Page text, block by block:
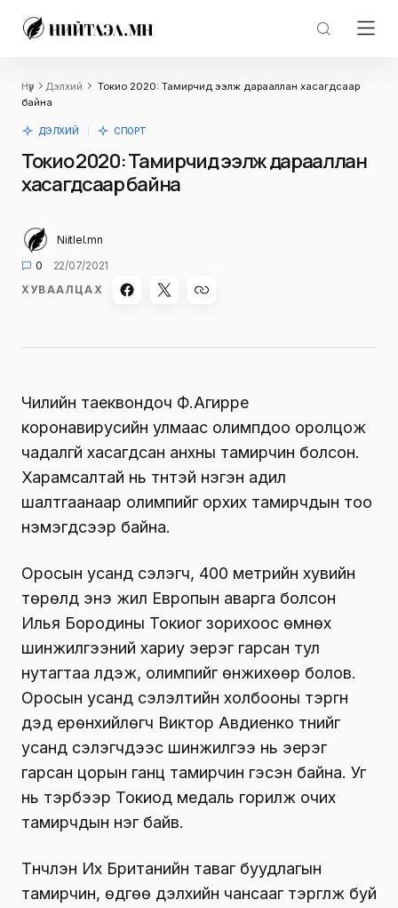
Нүүр Дэлхий
Токио 2020: Тамирчид ээлж дарааллан хасагдсаар
байна
ДЭЛХИЙ СПОРТ
Токио 2020: Тамирчид ээлж дарааллан
хасагдсаар байна
Niitlel.mn
0
22/07/2021
ХУВААЛЦАХ
Чилийн таеквондоч Ф.Агирре
коронавирусийн улмаас олимпдоо оролцож
чадалгүй хасагдсан анхны тамирчин болсон.
Харамсалтай нь түүнтэй нэгэн адил
шалтгаанаар олимпийг орхих тамирчдын тоо
нэмэгдсээр байна.
Оросын усанд сэлэгч, 400 метрийн хувийн
төрөлд энэ жил Европын аварга болсон
Илья Бородины Токиог зорихоос өмнөх
шинжилгээний хариу эерэг гарсан тул
нутагтаа үлдэж, олимпийг өнжихөөр болов.
Оросын усанд сэлэлтийн холбооны тэргүүн
дэд ерөнхийлөгч Виктор Авдиенко түүнийг
усанд сэлэгчдээс шинжилгээ нь эерэг
гарсан цорын ганц тамирчин гэсэн байна. Уг
нь тэрбээр Токиод медаль горилж очих
тамирчдын нэг байв.
Түүнчлэн Их Британийн таваг буудлагын
тамирчин, өдгөө дэлхийн чансааг тэргүүлж буй